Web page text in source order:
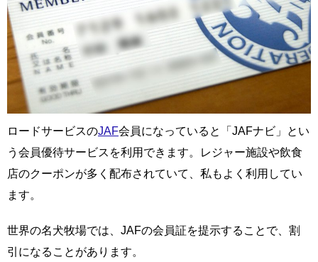
ロードサービスのJAF会員になっていると「JAFナビ」とい
う会員優待サービスを利用できます。レジャー施設や飲食
店のクーポンが多く配布されていて、私もよく利用してい
ます。
世界の名犬牧場では、JAFの会員証を提示することで、割
引になることがあります。